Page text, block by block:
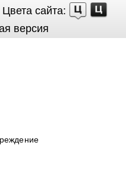
Цвета сайта:
версия